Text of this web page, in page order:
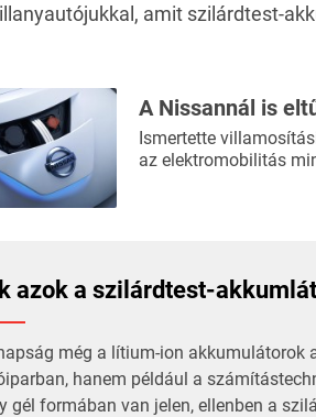
amit szilárdtest-
A Nissannál is
Ismertette
az elektromobilitás
azok a szilárdtest-
még a lítium-ion akkumulátorok
hanem például a
gél formában van jelen, ellenben a